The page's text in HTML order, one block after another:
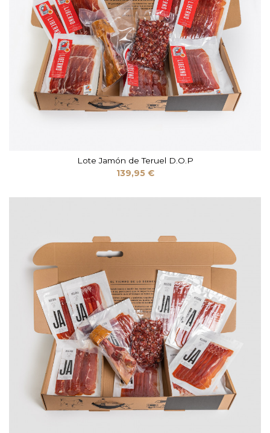
Lote Jamón de Teruel D.O.P
139,95 €